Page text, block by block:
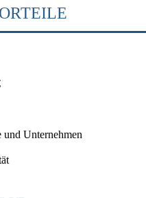
Unternehmen